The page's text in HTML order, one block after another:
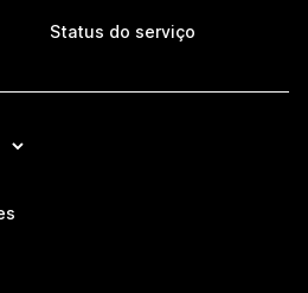
Status do serviço